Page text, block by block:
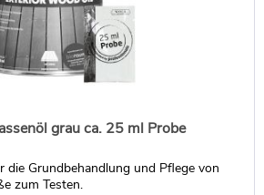
grau ca. 25 ml Probe
die Grundbehandlung und Pflege von
zum Testen.